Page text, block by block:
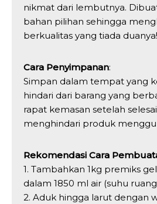
nikmat dari lembutnya.
bahan pilihan sehingga
berkualitas yang tiada duanya!
Cara Penyimpanan:
Simpan dalam tempat yang
hindari dari barang yang
rapat kemasan setelah
menghindari produk
Rekomendasi Cara
1. Tambahkan 1kg premiks
dalam 1850 ml air (suhu
2. Aduk hingga larut dengan